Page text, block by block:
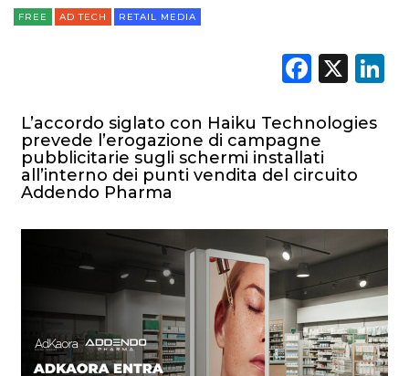
OPINIONI
FREE AD TECH RETAIL MEDIA
X
L’accordo siglato con Haiku Technologies
prevede l’erogazione di campagne
pubblicitarie sugli schermi installati
all’interno dei punti vendita del circuito
Addendo Pharma